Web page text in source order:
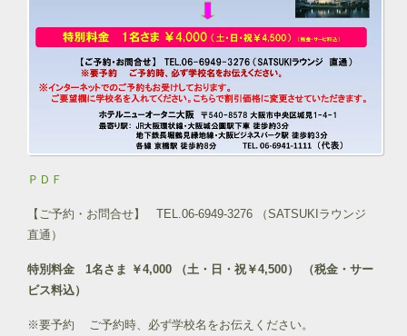
ＰＤＦ
【ご予約・お問合せ】 TEL.06-6949-3276 （SATSUKIラウンジ
直通）
特別料金 1名さま ￥4,000 （土・日・祝￥4,500） （税金・サー
ビス料込）
※要予約 ご予約時、必ず学校名をお伝えください。